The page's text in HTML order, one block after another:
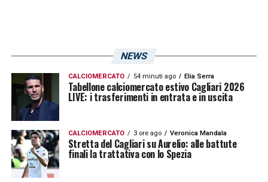
NEWS
CALCIOMERCATO 54 minuti ago Elia Serra
Tabellone calciomercato estivo Cagliari 2026
LIVE: i trasferimenti in entrata e in uscita
CALCIOMERCATO 3 ore ago Veronica Mandala
Stretta del Cagliari su Aurelio: alle battute
finali la trattativa con lo Spezia